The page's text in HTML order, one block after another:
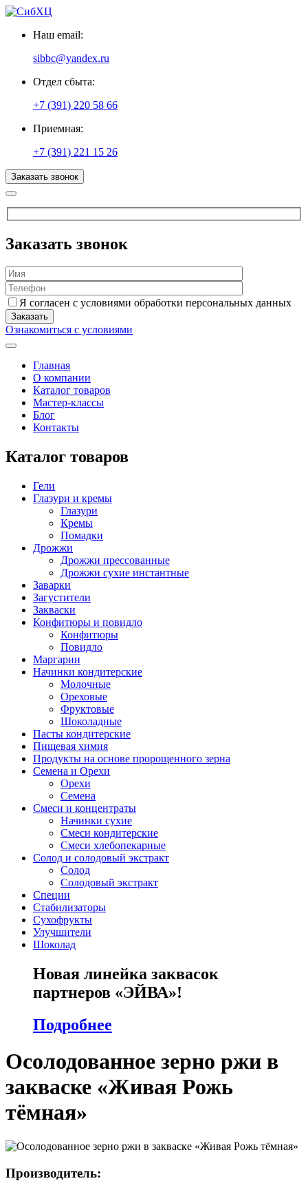
Наш email:
sibbc@yandex.ru
Отдел сбыта:
+7 (391) 220 58 66
Приемная:
+7 (391) 221 15 26
Заказать звонок
Заказать звонок
Я согласен с условиями обработки персональных данных
Ознакомиться с условиями
Главная
О компании
Каталог товаров
Мастер-классы
Блог
Контакты
Каталог товаров
Гели
Глазури и кремы
Глазури
Кремы
Помадки
Дрожжи
Дрожжи прессованные
Дрожжи сухие инстантные
Заварки
Загустители
Закваски
Конфитюры и повидло
Конфитюры
Повидло
Маргарин
Начинки кондитерские
Молочные
Ореховые
Фруктовые
Шоколадные
Пасты кондитерские
Пищевая химия
Продукты на основе пророщенного зерна
Семена и Орехи
Орехи
Семена
Смеси и концентраты
Начинки сухие
Смеси кондитерские
Смеси хлебопекарные
Солод и солодовый экстракт
Солод
Солодовый экстракт
Специи
Стабилизаторы
Сухофрукты
Улучшители
Шоколад
Новая линейка заквасок
партнеров «ЭЙВА»!
Подробнее
Осолодованное зерно ржи в
закваске «Живая Рожь
тёмная»
Производитель: